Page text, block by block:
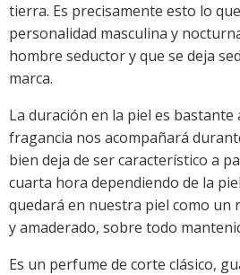
tierra. Es precisamente esto lo
personalidad masculina y
hombre seductor y que se deja
marca.
La duración en la piel es bastante
fragancia nos acompañará
bien deja de ser característico a
cuarta hora dependiendo de la
quedará en nuestra piel como un
y amaderado, sobre todo
Es un perfume de corte clásico,